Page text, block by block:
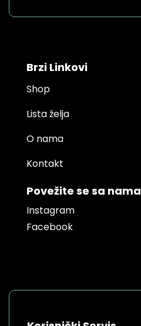
Brzi Linkovi
Shop
Lista želja
O nama
Kontakt
Povežite se sa nama
Instagram
Facebook